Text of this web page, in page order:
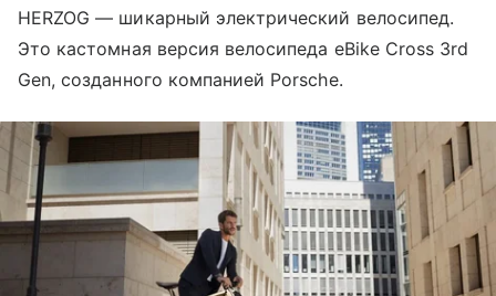
HERZOG — шикарный электрический велосипед.
Это кастомная версия велосипеда eBike Cross 3rd
Gen, созданного компанией Porsche.